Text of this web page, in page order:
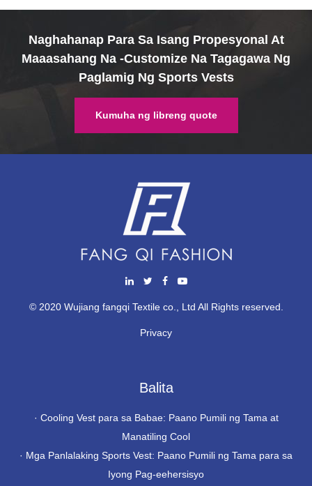
Naghahanap Para Sa Isang Propesyonal At
Maaasahang Na -customize Na Tagagawa Ng
Paglamig Ng Sports Vests
Kumuha ng libreng quote
© 2020 Wujiang fangqi Textile co., Ltd All Rights reserved.
Privacy
Balita
· Cooling Vest para sa Babae: Paano Pumili ng Tama at
Manatiling Cool
· Mga Panlalaking Sports Vest: Paano Pumili ng Tama para sa
Iyong Pag-eehersisyo